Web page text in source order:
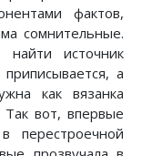
фактов,
сомнительные.
источник
а
как вязанка
вот, впервые
перестроечной